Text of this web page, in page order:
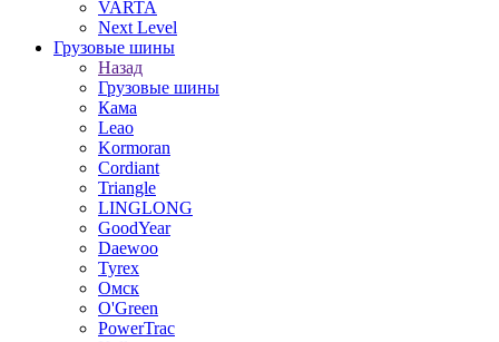
VARTA
Next Level
Грузовые шины
Назад
Грузовые шины
Кама
Leao
Kormoran
Cordiant
Triangle
LINGLONG
GoodYear
Daewoo
Tyrex
Омск
O'Green
PowerTrac